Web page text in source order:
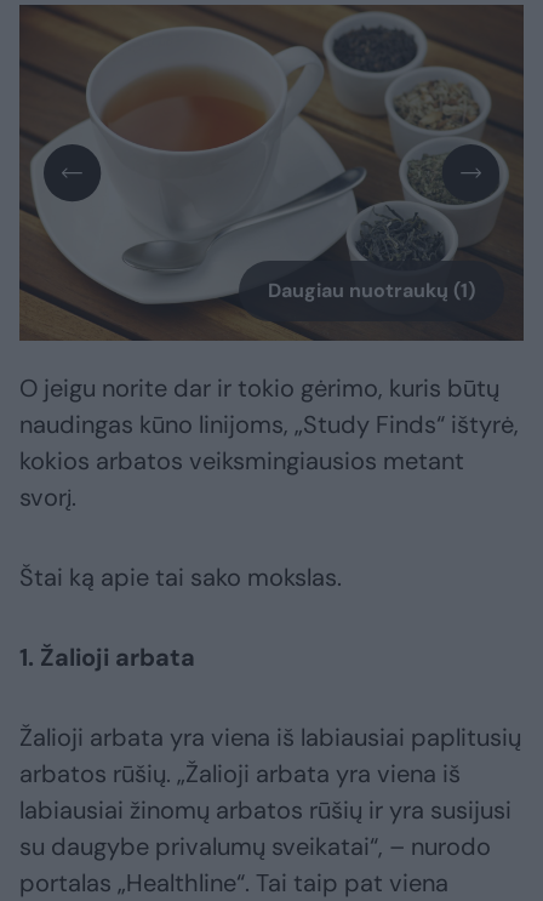
Daugiau nuotraukų (1)
O jeigu norite dar ir tokio gėrimo, kuris būtų
naudingas kūno linijoms, „Study Finds“ ištyrė,
kokios arbatos veiksmingiausios metant
svorį.
Štai ką apie tai sako mokslas.
1. Žalioji arbata
Žalioji arbata yra viena iš labiausiai paplitusių
arbatos rūšių. „Žalioji arbata yra viena iš
labiausiai žinomų arbatos rūšių ir yra susijusi
su daugybe privalumų sveikatai“, – nurodo
portalas „Healthline“. Tai taip pat viena